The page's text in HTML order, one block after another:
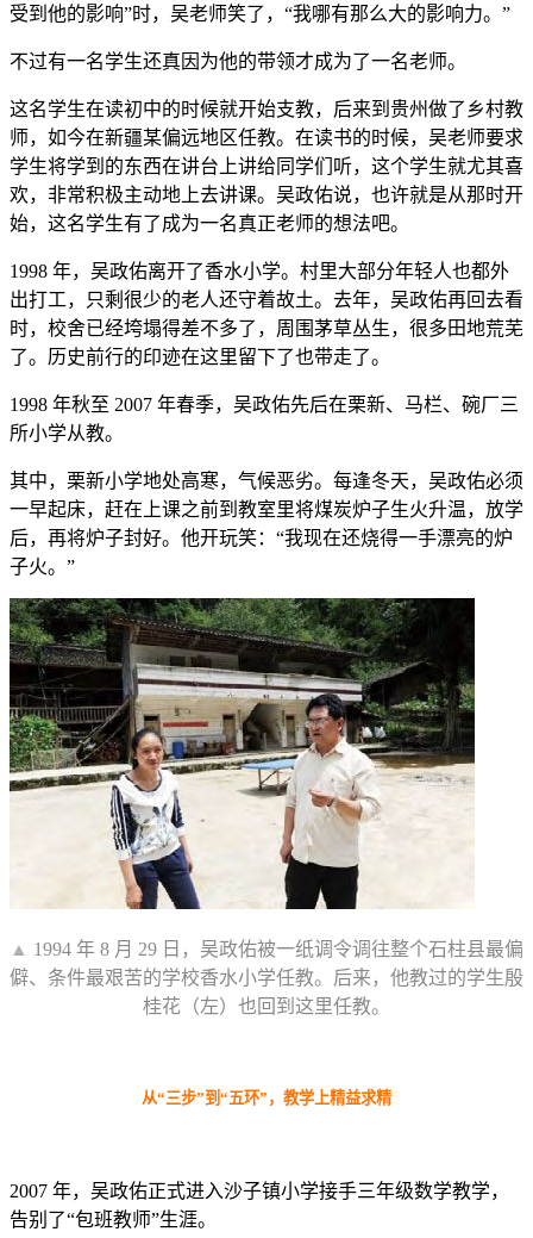
受到他的影响”时，吴老师笑了，“我哪有那么大的影响力。”
不过有一名学生还真因为他的带领才成为了一名老师。
这名学生在读初中的时候就开始支教，后来到贵州做了乡村教
师，如今在新疆某偏远地区任教。在读书的时候，吴老师要求
学生将学到的东西在讲台上讲给同学们听，这个学生就尤其喜
欢，非常积极主动地上去讲课。吴政佑说，也许就是从那时开
始，这名学生有了成为一名真正老师的想法吧。
1998 年，吴政佑离开了香水小学。村里大部分年轻人也都外
出打工，只剩很少的老人还守着故土。去年，吴政佑再回去看
时，校舍已经垮塌得差不多了，周围茅草丛生，很多田地荒芜
了。历史前行的印迹在这里留下了也带走了。
1998 年秋至 2007 年春季，吴政佑先后在栗新、马栏、碗厂三
所小学从教。
其中，栗新小学地处高寒，气候恶劣。每逢冬天，吴政佑必须
一早起床，赶在上课之前到教室里将煤炭炉子生火升温，放学
后，再将炉子封好。他开玩笑：“我现在还烧得一手漂亮的炉
子火。”
▲ 1994 年 8 月 29 日，吴政佑被一纸调令调往整个石柱县最偏
僻、条件最艰苦的学校香水小学任教。后来，他教过的学生殷
桂花（左）也回到这里任教。
从“三步”到“五环”，教学上精益求精
2007 年，吴政佑正式进入沙子镇小学接手三年级数学教学，
告别了“包班教师”生涯。